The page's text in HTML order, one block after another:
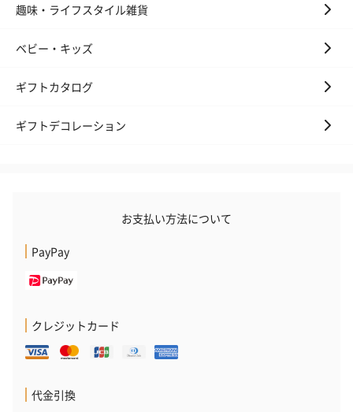
趣味・ライフスタイル雑貨
ベビー・キッズ
ギフトカタログ
ギフトデコレーション
お支払い方法について
PayPay
クレジットカード
代金引換